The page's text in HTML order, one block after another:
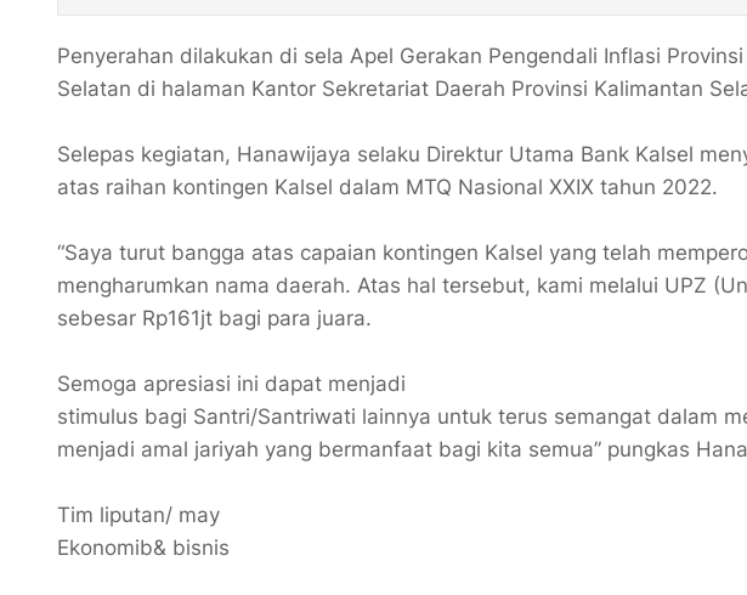
Penyerahan dilakukan di sela Apel Gerakan Pengendali Inflasi
Selatan di halaman Kantor Sekretariat Daerah Provinsi Kalimantan
Selepas kegiatan, Hanawijaya selaku Direktur Utama Bank Kalsel
atas raihan kontingen Kalsel dalam MTQ Nasional XXIX tahun 2022.
“Saya turut bangga atas capaian kontingen Kalsel yang telah
mengharumkan nama daerah. Atas hal tersebut, kami melalui UPZ
sebesar Rp161jt bagi para juara.
Semoga apresiasi ini dapat menjadi
stimulus bagi Santri/Santriwati lainnya untuk terus semangat dalam
menjadi amal jariyah yang bermanfaat bagi kita semua” pungkas
Tim liputan/ may
Ekonomib& bisnis